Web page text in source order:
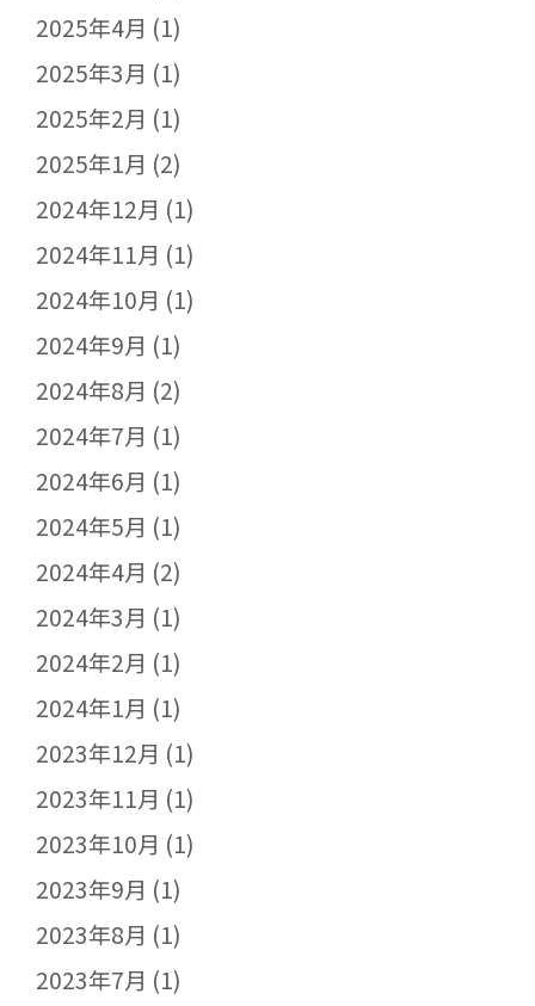
2025年4月 (1)
2025年3月 (1)
2025年2月 (1)
2025年1月 (2)
2024年12月 (1)
2024年11月 (1)
2024年10月 (1)
2024年9月 (1)
2024年8月 (2)
2024年7月 (1)
2024年6月 (1)
2024年5月 (1)
2024年4月 (2)
2024年3月 (1)
2024年2月 (1)
2024年1月 (1)
2023年12月 (1)
2023年11月 (1)
2023年10月 (1)
2023年9月 (1)
2023年8月 (1)
2023年7月 (1)